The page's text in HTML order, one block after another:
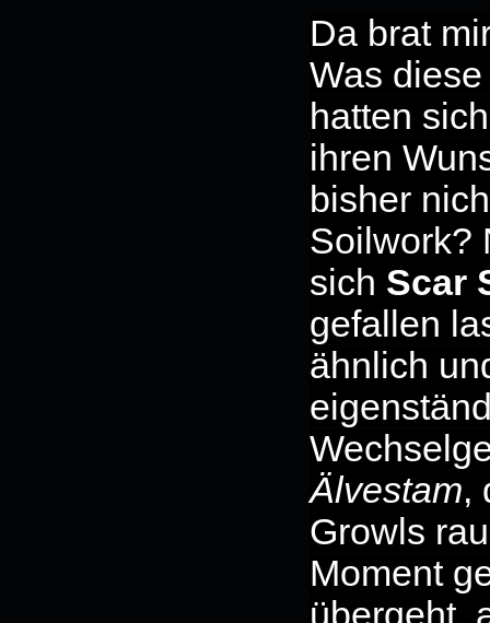
Da brat
Was
hatten
ihren
bisher
Soilwork?
sich Scar
gefallen
ähnlich
Älvestam,
Growls
Moment
übergeht,